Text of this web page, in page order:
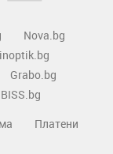
Nova.bg
Grabo.bg
BISS.bg
Платени